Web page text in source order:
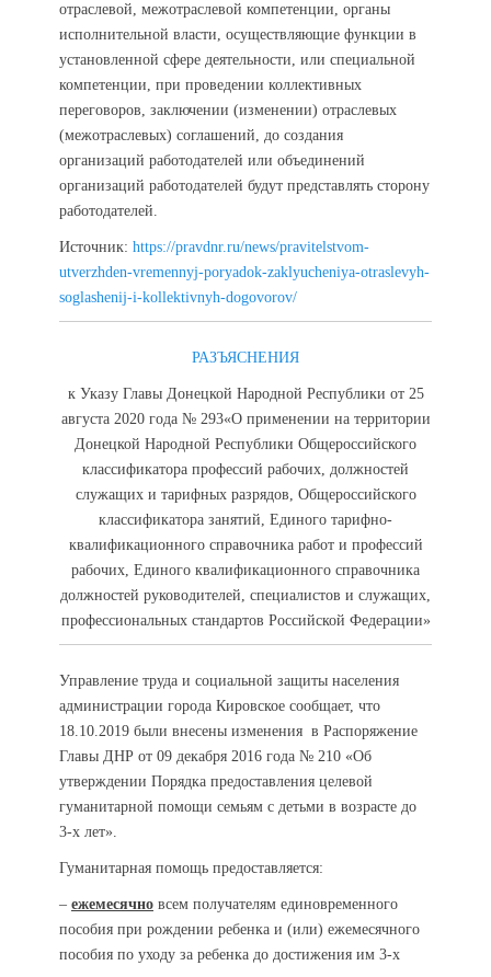
отраслевой, межотраслевой компетенции, органы
исполнительной власти, осуществляющие функции в
установленной сфере деятельности, или специальной
компетенции, при проведении коллективных
переговоров, заключении (изменении) отраслевых
(межотраслевых) соглашений, до создания
организаций работодателей или объединений
организаций работодателей будут представлять сторону
работодателей.
Источник: https://pravdnr.ru/news/pravitelstvom-
utverzhden-vremennyj-poryadok-zaklyucheniya-otraslevyh-
soglashenij-i-kollektivnyh-dogovorov/
РАЗЪЯСНЕНИЯ
к Указу Главы Донецкой Народной Республики от 25
августа 2020 года № 293«О применении на территории
Донецкой Народной Республики Общероссийского
классификатора профессий рабочих, должностей
служащих и тарифных разрядов, Общероссийского
классификатора занятий, Единого тарифно-
квалификационного справочника работ и профессий
рабочих, Единого квалификационного справочника
должностей руководителей, специалистов и служащих,
профессиональных стандартов Российской Федерации»
Управление труда и социальной защиты населения
администрации города Кировское сообщает, что
18.10.2019 были внесены изменения в Распоряжение
Главы ДНР от 09 декабря 2016 года № 210 «Об
утверждении Порядка предоставления целевой
гуманитарной помощи семьям с детьми в возрасте до
3-х лет».
Гуманитарная помощь предоставляется:
– ежемесячно всем получателям единовременного
пособия при рождении ребенка и (или) ежемесячного
пособия по уходу за ребенка до достижения им 3-х